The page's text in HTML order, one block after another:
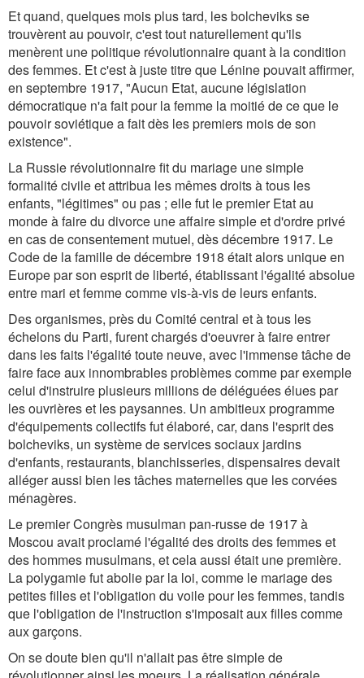
Et quand, quelques mois plus tard, les bolcheviks se
trouvèrent au pouvoir, c'est tout naturellement qu'ils
menèrent une politique révolutionnaire quant à la condition
des femmes. Et c'est à juste titre que Lénine pouvait affirmer,
en septembre 1917, "Aucun Etat, aucune législation
démocratique n'a fait pour la femme la moitié de ce que le
pouvoir soviétique a fait dès les premiers mois de son
existence".
La Russie révolutionnaire fit du mariage une simple
formalité civile et attribua les mêmes droits à tous les
enfants, "légitimes" ou pas ; elle fut le premier Etat au
monde à faire du divorce une affaire simple et d'ordre privé
en cas de consentement mutuel, dès décembre 1917. Le
Code de la famille de décembre 1918 était alors unique en
Europe par son esprit de liberté, établissant l'égalité absolue
entre mari et femme comme vis-à-vis de leurs enfants.
Des organismes, près du Comité central et à tous les
échelons du Parti, furent chargés d'oeuvrer à faire entrer
dans les faits l'égalité toute neuve, avec l'immense tâche de
faire face aux innombrables problèmes comme par exemple
celui d'instruire plusieurs millions de déléguées élues par
les ouvrières et les paysannes. Un ambitieux programme
d'équipements collectifs fut élaboré, car, dans l'esprit des
bolcheviks, un système de services sociaux jardins
d'enfants, restaurants, blanchisseries, dispensaires devait
alléger aussi bien les tâches maternelles que les corvées
ménagères.
Le premier Congrès musulman pan-russe de 1917 à
Moscou avait proclamé l'égalité des droits des femmes et
des hommes musulmans, et cela aussi était une première.
La polygamie fut abolie par la loi, comme le mariage des
petites filles et l'obligation du voile pour les femmes, tandis
que l'obligation de l'instruction s'imposait aux filles comme
aux garçons.
On se doute bien qu'il n'allait pas être simple de